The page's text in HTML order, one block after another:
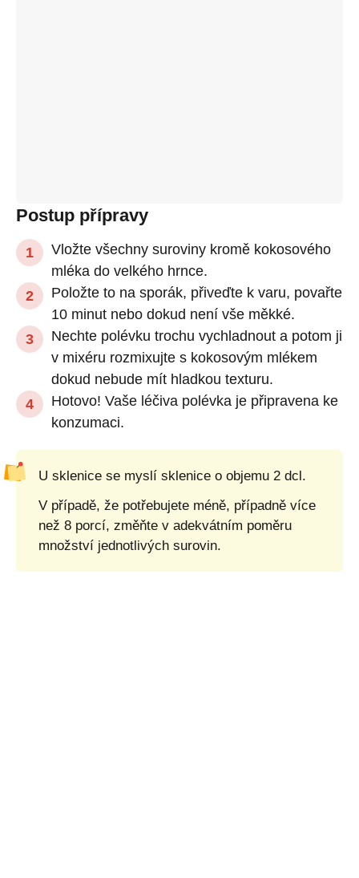
Postup přípravy
Vložte všechny suroviny kromě kokosového
mléka do velkého hrnce.
Položte to na sporák, přiveďte k varu, povařte
10 minut nebo dokud není vše měkké.
Nechte polévku trochu vychladnout a potom ji
v mixéru rozmixujte s kokosovým mlékem
dokud nebude mít hladkou texturu.
Hotovo! Vaše léčiva polévka je připravena ke
konzumaci.
U sklenice se myslí sklenice o objemu 2 dcl.
V případě, že potřebujete méně, případně více
než 8 porcí, změňte v adekvátním poměru
množství jednotlivých surovin.